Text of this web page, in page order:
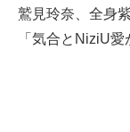
鷲見玲奈、全身
「気合とNiziU